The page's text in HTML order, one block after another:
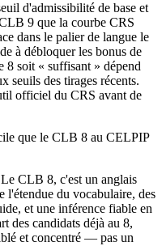
d'admissibilité de base et
9 que la courbe CRS
dans le palier de langue le
à débloquer les bonus de
8 soit « suffisant » dépend
seuils des tirages récents.
officiel du CRS avant de
que le CLB 8 au CELPIP
CLB 8, c'est un anglais
l'étendue du vocabulaire, des
et une inférence fiable en
des candidats déjà au 8,
et concentré — pas un